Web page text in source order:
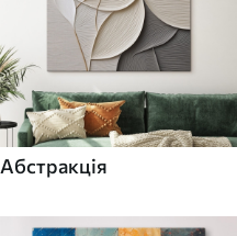
Абстракція